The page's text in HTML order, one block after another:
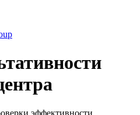
эффективности